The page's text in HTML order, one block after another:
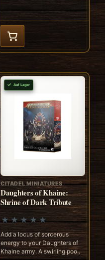
Auf Lager
CITADEL MINIATURES
Daughters of Khaine:
Shrine of Dark Tribute
Add a locus of sorcerous
energy to your Daughters of
Khaine army. A swirling poo..